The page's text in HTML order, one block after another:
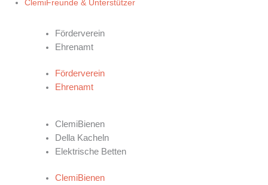
ClemiFreunde & Unterstützer
Förderverein
Ehrenamt
Förderverein
Ehrenamt
ClemiBienen
Della Kacheln
Elektrische Betten
ClemiBienen